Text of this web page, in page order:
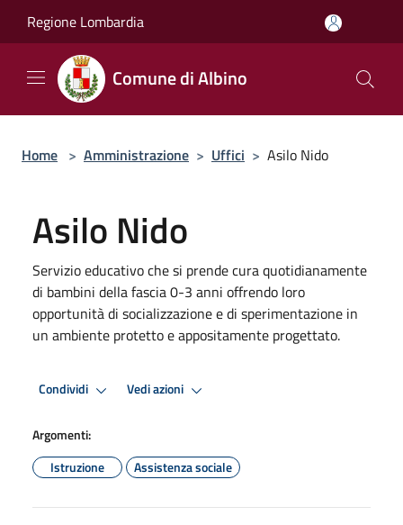
Regione Lombardia
Comune di Albino
Home > Amministrazione > Uffici > Asilo Nido
Asilo Nido
Servizio educativo che si prende cura quotidianamente
di bambini della fascia 0-3 anni offrendo loro
opportunità di socializzazione e di sperimentazione in
un ambiente protetto e appositamente progettato.
Condividi Vedi azioni
Argomenti:
Istruzione
Assistenza sociale